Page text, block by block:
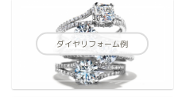
ダイヤリフォーム例